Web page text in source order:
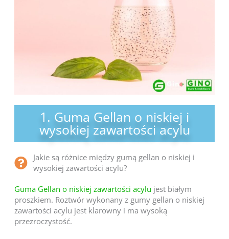
1. Guma Gellan o niskiej i
wysokiej zawartości acylu
Jakie są różnice między gumą gellan o niskiej i
wysokiej zawartości acylu?
Guma Gellan o niskiej zawartości acylu jest białym
proszkiem. Roztwór wykonany z gumy gellan o niskiej
zawartości acylu jest klarowny i ma wysoką
przezroczystość.